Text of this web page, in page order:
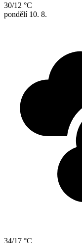
30/12 °C
pondělí 10. 8.
34/17 °C